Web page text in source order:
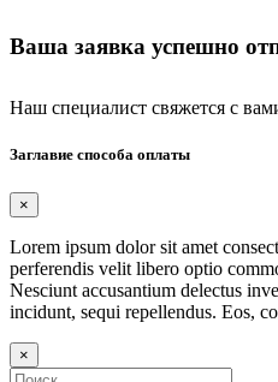
Ваша заявка успешно
Наш специалист свяжется с
Заглавие способа оплаты
×
Lorem ipsum dolor sit amet
perferendis velit libero optio
Nesciunt accusantium delectus
incidunt, sequi repellendus. Eos,
×